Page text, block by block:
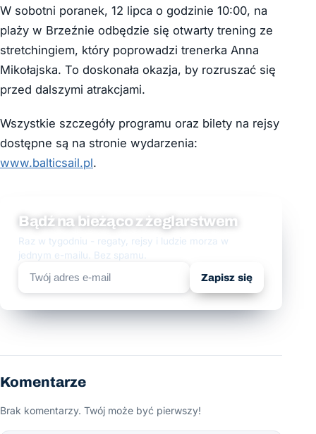
W sobotni poranek, 12 lipca o godzinie 10:00, na
plaży w Brzeźnie odbędzie się otwarty trening ze
stretchingiem, który poprowadzi trenerka Anna
Mikołajska. To doskonała okazja, by rozruszać się
przed dalszymi atrakcjami.
Wszystkie szczegóły programu oraz bilety na rejsy
dostępne są na stronie wydarzenia:
www.balticsail.pl.
Bądź na bieżąco z żeglarstwem
Raz w tygodniu - regaty, rejsy i ludzie morza w
jednym e-mailu. Bez spamu.
Zapisz się
Komentarze
Brak komentarzy. Twój może być pierwszy!